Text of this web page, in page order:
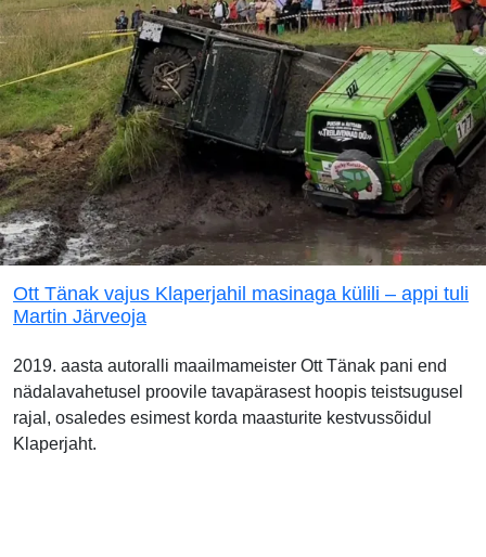
Ott Tänak vajus Klaperjahil masinaga külili – appi tuli
Martin Järveoja
2019. aasta autoralli maailmameister Ott Tänak pani end
nädalavahetusel proovile tavapärasest hoopis teistsugusel
rajal, osaledes esimest korda maasturite kestvussõidul
Klaperjaht.